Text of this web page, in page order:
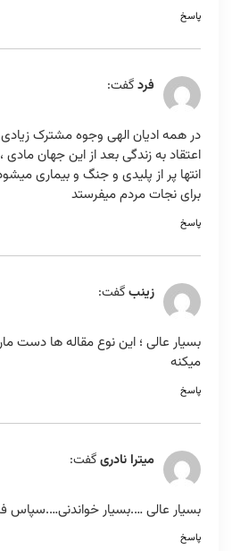
پاسخ
فردگفت:
در همه ادیان الهی وجوه مشترک زیادی
اعتقاد به زندگی بعد از این جهان مادی
انتها پر از پلیدی و جنگ و بیماری
برای نجات مردم میفرستد
پاسخ
زینبگفت:
بسیار عالی ؛ این نوع مقاله ها دست
میکنه
پاسخ
ميترا نادرىگفت:
بسيار عالى ….بسيار خواندنى….سپاس
پاسخ